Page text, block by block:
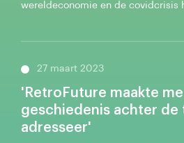
wereldeconomie en de covidcrisis
27 maart 2023
'RetroFuture maakte
geschiedenis achter de
adresseer'